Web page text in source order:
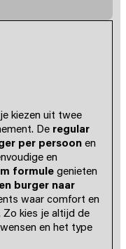
kiezen uit twee
De regular
per persoonen
en
formulegenieten
burger naar
waar comfort en
kies je altijd de
en het type